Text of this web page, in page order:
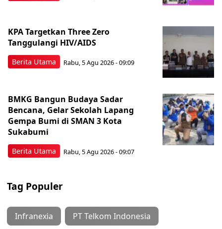
Berita Utama
KPA Targetkan Three Zero
Tanggulangi HIV/AIDS
Rabu, 5 Agu 2026 - 09:09
Berita Utama
BMKG Bangun Budaya Sadar
Bencana, Gelar Sekolah Lapang
Gempa Bumi di SMAN 3 Kota
Sukabumi
Rabu, 5 Agu 2026 - 09:07
Tag Populer
Infranexia PT Telkom Indonesia